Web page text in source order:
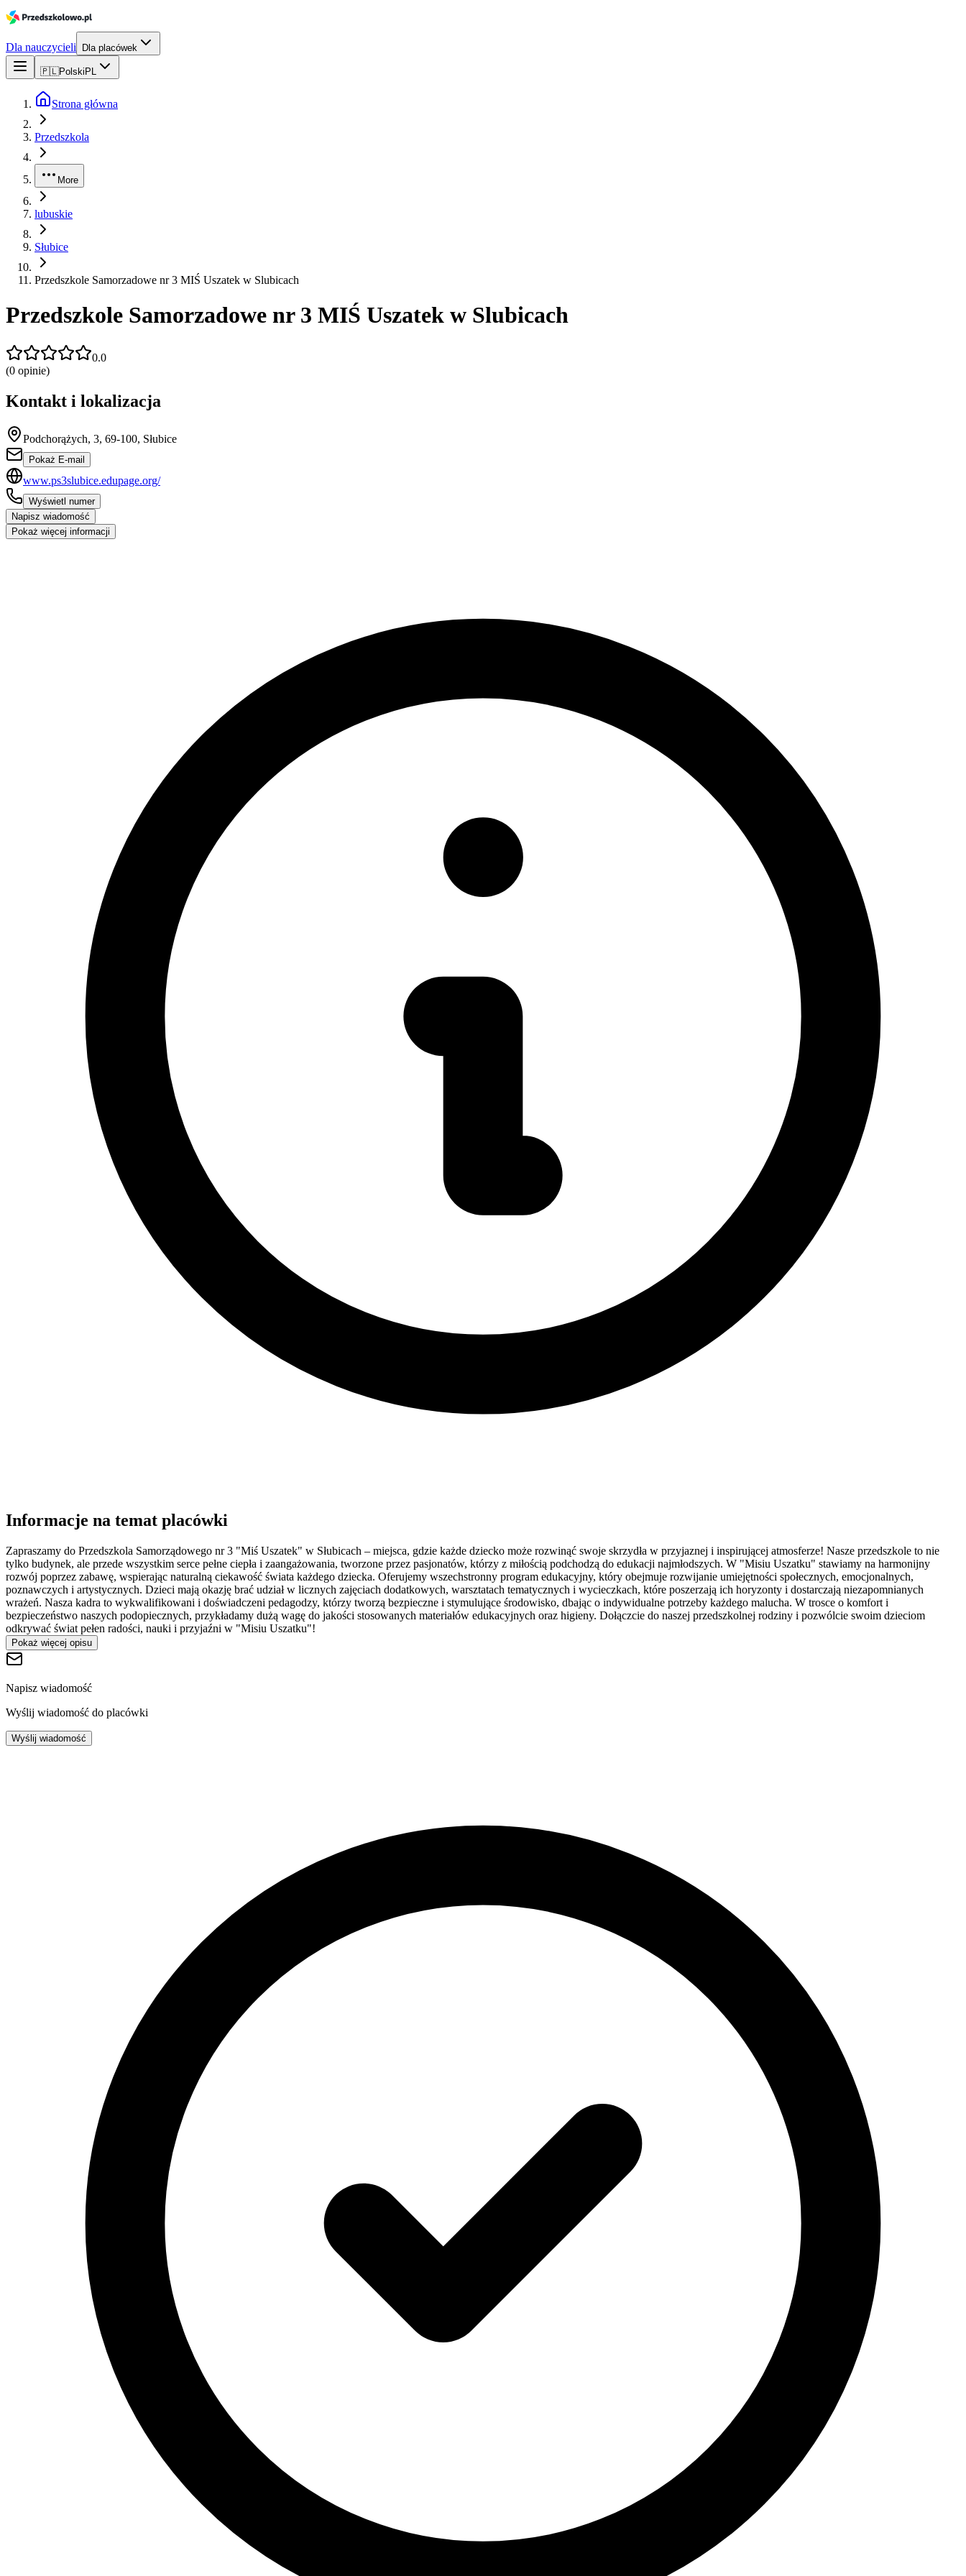
Dla nauczycieli Dla placówek
🇵🇱Polski PL
Strona główna
Przedszkola
More
lubuskie
Słubice
Przedszkole Samorzadowe nr 3 MIŚ Uszatek w Slubicach
Przedszkole Samorzadowe nr 3 MIŚ Uszatek w Slubicach
0.0
(0 opinie)
Kontakt i lokalizacja
Podchorążych, 3, 69-100, Słubice
Pokaż E-mail
www.ps3slubice.edupage.org/
Wyświetl numer
Napisz wiadomość
Pokaż więcej informacji
Informacje na temat placówki
Zapraszamy do Przedszkola Samorządowego nr 3 "Miś Uszatek" w Słubicach – miejsca, gdzie każde dziecko może rozwinąć swoje skrzydła w przyjaznej i inspirującej atmosferze! Nasze przedszkole to nie
tylko budynek, ale przede wszystkim serce pełne ciepła i zaangażowania, tworzone przez pasjonatów, którzy z miłością podchodzą do edukacji najmłodszych. W "Misiu Uszatku" stawiamy na harmonijny
rozwój poprzez zabawę, wspierając naturalną ciekawość świata każdego dziecka. Oferujemy wszechstronny program edukacyjny, który obejmuje rozwijanie umiejętności społecznych, emocjonalnych,
poznawczych i artystycznych. Dzieci mają okazję brać udział w licznych zajęciach dodatkowych, warsztatach tematycznych i wycieczkach, które poszerzają ich horyzonty i dostarczają niezapomnianych
wrażeń. Nasza kadra to wykwalifikowani i doświadczeni pedagodzy, którzy tworzą bezpieczne i stymulujące środowisko, dbając o indywidualne potrzeby każdego malucha. W trosce o komfort i
bezpieczeństwo naszych podopiecznych, przykładamy dużą wagę do jakości stosowanych materiałów edukacyjnych oraz higieny. Dołączcie do naszej przedszkolnej rodziny i pozwólcie swoim dzieciom
odkrywać świat pełen radości, nauki i przyjaźni w "Misiu Uszatku"!
Pokaż więcej opisu
Napisz wiadomość
Wyślij wiadomość do placówki
Wyślij wiadomość